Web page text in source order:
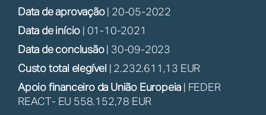
Data de aprovação| 20-05-2022
Data de início | 01-10-2021
Data de conclusão| 30-09-2023
Custo total elegível
| 2.232.611,13 EUR
Apoio financeiro da União Europeia | FEDER
REACT- EU 558.152,78 EUR